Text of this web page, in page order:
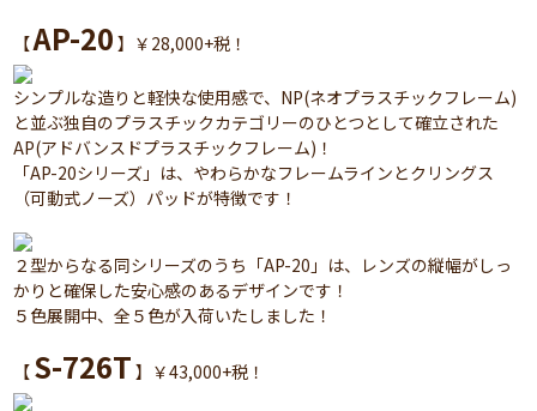
【AP-20 】￥28,000+税！
シンプルな造りと軽快な使用感で、NP(ネオプラスチックフレーム)
と並ぶ独自のプラスチックカテゴリーのひとつとして確立された
AP(アドバンスドプラスチックフレーム)！
「AP-20シリーズ」は、やわらかなフレームラインとクリングス
（可動式ノーズ）パッドが特徴です！
２型からなる同シリーズのうち「AP-20」は、レンズの縦幅がしっ
かりと確保した安心感のあるデザインです！
５色展開中、全５色が入荷いたしました！
【 S-726T 】￥43,000+税！